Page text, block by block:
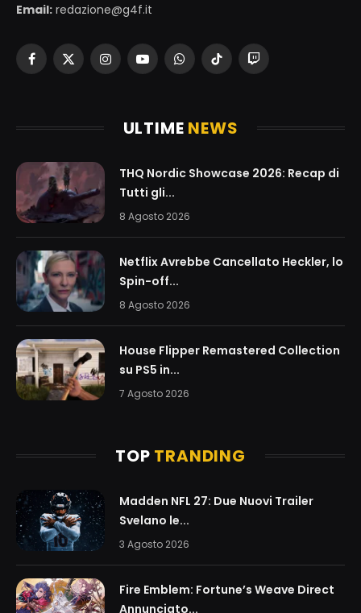
Email: redazione@g4f.it
Facebook
X
InstagramYouTubeWhatsAppTikTokTwitch
ULTIME NEWS
THQ Nordic Showcase 2026: Recap di
Tutti gli...
8 Agosto 2026
Netflix Avrebbe Cancellato Heckler, lo
Spin-off...
8 Agosto 2026
House Flipper Remastered Collection
su PS5 in...
7 Agosto 2026
TOP TRANDING
Madden NFL 27: Due Nuovi Trailer
Svelano le...
3 Agosto 2026
Fire Emblem: Fortune’s Weave Direct
Annunciato...